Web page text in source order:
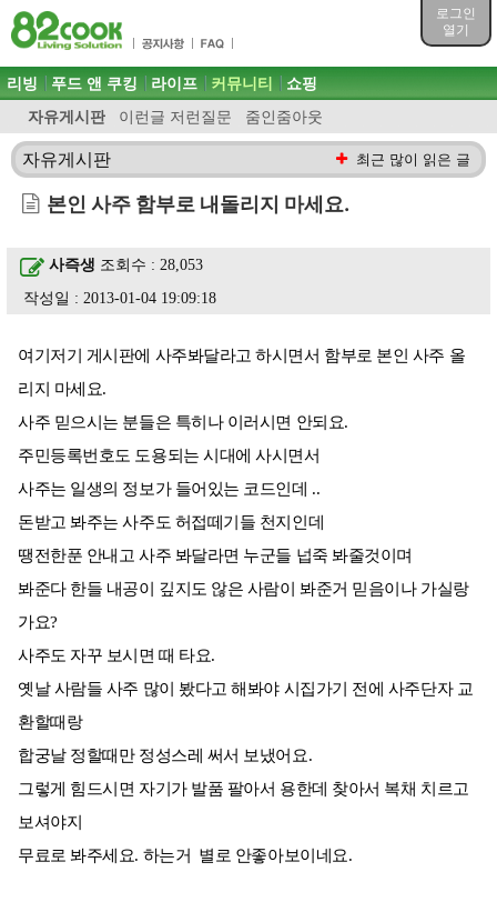
로그인
열기
목차
주메뉴 바로가기
컨텐츠 바로가기
검색 바로가기
로그인 바로가기
주메뉴
리빙 푸드 앤 쿠킹 라이프 커뮤니티
자유게시판 이런글 저런질문 줌인줌아웃
쇼핑
자유게시판 최근 많이 읽은 글
본인 사주 함부로 내돌리지 마세요.
사즉생 조회수 : 28,053
작성일 : 2013-01-04 19:09:18
여기저기 게시판에 사주봐달라고 하시면서 함부로 본인 사주 올
리지 마세요.
사주 믿으시는 분들은 특히나 이러시면 안되요.
주민등록번호도 도용되는 시대에 사시면서
사주는 일생의 정보가 들어있는 코드인데 ..
돈받고 봐주는 사주도 허접떼기들 천지인데
땡전한푼 안내고 사주 봐달라면 누군들 넙죽 봐줄것이며
봐준다 한들 내공이 깊지도 않은 사람이 봐준거 믿음이나 가실랑
가요?
사주도 자꾸 보시면 때 타요.
옛날 사람들 사주 많이 봤다고 해봐야 시집가기 전에 사주단자 교
환할때랑
합궁날 정할때만 정성스레 써서 보냈어요.
그렇게 힘드시면 자기가 발품 팔아서 용한데 찾아서 복채 치르고
보셔야지
무료로 봐주세요. 하는거 별로 안좋아보이네요.